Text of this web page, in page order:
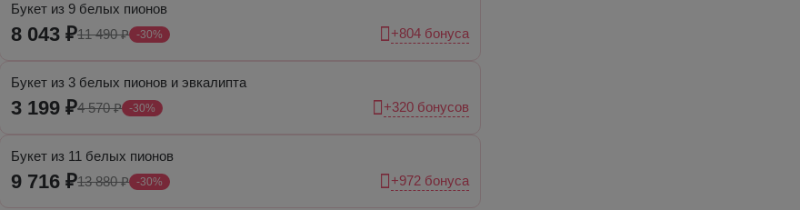
Букет из 9 белых пионов
8 043 ₽11 490 ₽ -30% +804 бонуса
Букет из 3 белых пионов и эвкалипта
3 199 ₽4 570 ₽ -30% +320 бонусов
Букет из 11 белых пионов
9 716 ₽13 880 ₽ -30% +972 бонуса